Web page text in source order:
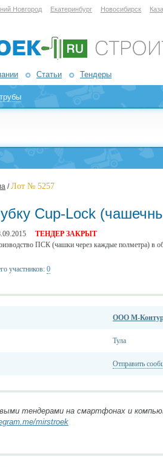
Новгород Екатеринбург Новосибирск
Статьи Тендеры
/Лот № 5257
Cup-Lock
ТЕНДЕР ЗАКРЫТ
ПСК (чашки через каждые полметра) в
участников: 0
ООО М-
Тула
Отправить
тендерами на смартфонах и
mirstroek